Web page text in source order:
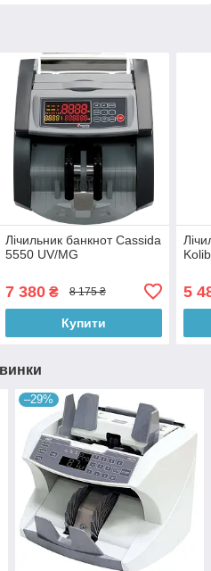
Лічильник банкнот Cassida
5550 UV/MG
7 380₴ 8 175 ₴
Купити
5
–29%